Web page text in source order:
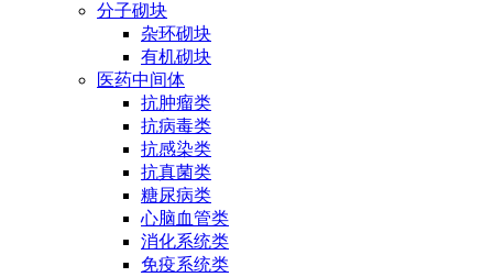
分子砌块
杂环砌块
有机砌块
医药中间体
抗肿瘤类
抗病毒类
抗感染类
抗真菌类
糖尿病类
心脑血管类
消化系统类
免疫系统类